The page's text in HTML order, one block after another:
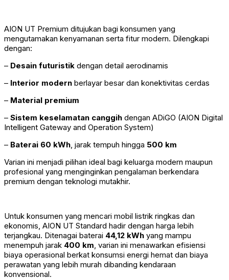
AION UT Premium ditujukan bagi konsumen yang
mengutamakan kenyamanan serta fitur modern. Dilengkapi
dengan:
– Desain futuristik dengan detail aerodinamis
– Interior modern berlayar besar dan konektivitas cerdas
– Material premium
– Sistem keselamatan canggih dengan ADiGO (AION Digital
Intelligent Gateway and Operation System)
– Baterai 60 kWh, jarak tempuh hingga 500 km
Varian ini menjadi pilihan ideal bagi keluarga modern maupun
profesional yang menginginkan pengalaman berkendara
premium dengan teknologi mutakhir.
Untuk konsumen yang mencari mobil listrik ringkas dan
ekonomis, AION UT Standard hadir dengan harga lebih
terjangkau. Ditenagai baterai 44,12 kWh yang mampu
menempuh jarak 400 km, varian ini menawarkan efisiensi
biaya operasional berkat konsumsi energi hemat dan biaya
perawatan yang lebih murah dibanding kendaraan
konvensional.